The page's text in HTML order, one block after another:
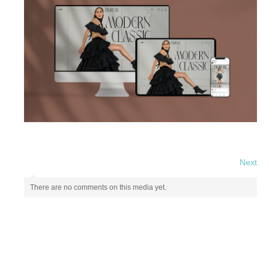
Next
There are no comments on this media yet.